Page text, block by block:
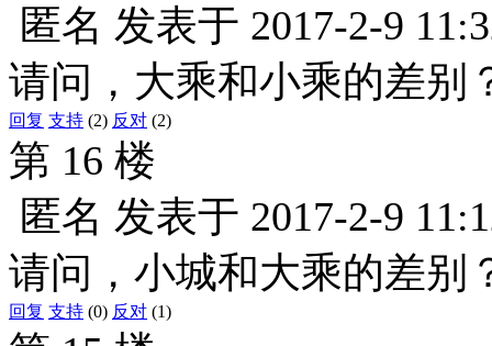
匿名 发表于 2017-2-9
请问，大乘和小乘的差别
回复 支持 (2) 反对 (2)
第 16 楼
匿名 发表于 2017-2-9
请问，小城和大乘的差别
回复 支持 (0) 反对 (1)